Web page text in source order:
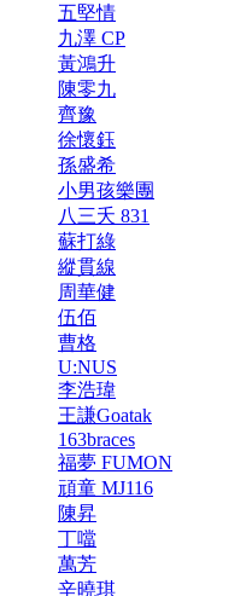
五堅情
九澤 CP
黃鴻升
陳零九
齊豫
徐懷鈺
孫盛希
小男孩樂團
八三夭 831
蘇打綠
縱貫線
周華健
伍佰
曹格
U:NUS
李浩瑋
王謙Goatak
163braces
福夢 FUMON
頑童 MJ116
陳昇
丁噹
萬芳
辛曉琪